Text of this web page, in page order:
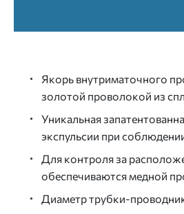
Якорь внутриматочного
золотой проволокой из
Уникальная
экспульсии при
Для контроля за
обеспечиваются медной
Диаметр трубки-